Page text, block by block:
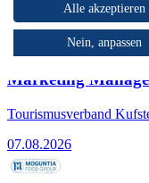
Top Arbeitgeber
Kufstein
07.08.2026
Marketing
Tourismusverband
07.08.2026
Alle akzeptieren
Nein, anpassen